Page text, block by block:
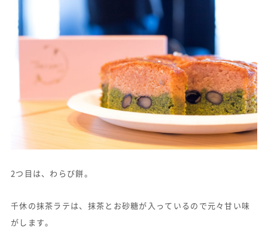
2つ目は、わらび餅。
千休の抹茶ラテは、抹茶とお砂糖が入っているので元々甘い味
がします。